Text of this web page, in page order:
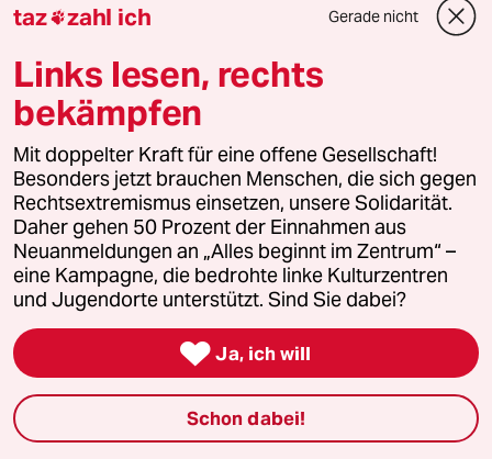
28.08.2014
Du hast vollkommen Recht.
"Allein Irakkrieg 650 000 Tote"...
von den durch Uranmunition
geschädigten Menschen ganz zu
schweigen.....
"deadly dust", musst du dir mal
ansehen:
https://www.youtube.com/watch?
jetzt muss ich mir ertsmal deine
ganzen links ansehen. Das meiste
kenne ich.
taz zahl ich Gerade nicht
Links lesen, rechts
bekämpfen
Mit doppelter Kraft für eine offene Gesellschaft!
Besonders jetzt brauchen Menschen, die sich gegen
Rechtsextremismus einsetzen, unsere Solidarität.
Daher gehen 50 Prozent der Einnahmen aus
Neuanmeldungen an „Alles beginnt im Zentrum“ –
eine Kampagne, die bedrohte linke Kulturzentren
und Jugendorte unterstützt. Sind Sie dabei?
 Ja, ich will
Schon dabei!